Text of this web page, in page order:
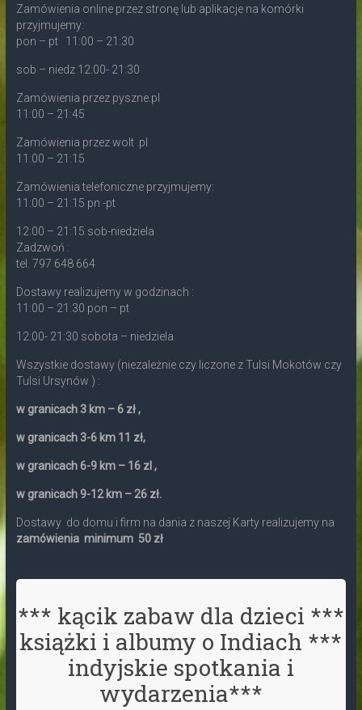
Zamówienia online przez stronę lub aplikacje na komórki
przyjmujemy:
pon – pt 11:00 – 21:30
sob – niedz 12:00- 21:30
Zamówienia przez pyszne.pl
11:00 – 21:45
Zamówienia przez wolt .pl
11:00 – 21:15
Zamówienia telefoniczne przyjmujemy:
11:00 – 21:15 pn -pt
12:00 – 21:15 sob-niedziela
Zadzwoń :
tel. 797 648 664
Dostawy realizujemy w godzinach :
11:00 – 21:30 pon – pt
12:00- 21:30 sobota – niedziela
Wszystkie dostawy (niezależnie czy liczone z Tulsi Mokotów czy
Tulsi Ursynów ) :
w granicach 3 km – 6 zł ,
w granicach 3-6 km 11 zł,
w granicach 6-9 km – 16 zl ,
w granicach 9-12 km – 26 zł.
Dostawy do domu i firm na dania z naszej Karty realizujemy na
zamówienia minimum 50 zł
*** kącik zabaw dla dzieci ***
książki i albumy o Indiach ***
indyjskie spotkania i
wydarzenia***